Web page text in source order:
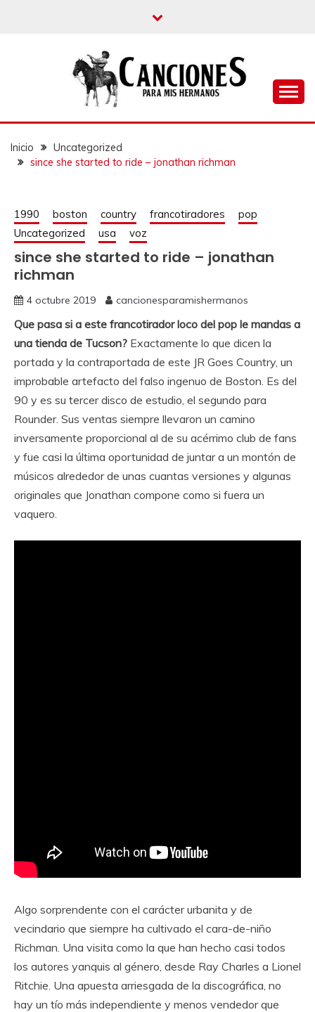
CANCIONES PARA
MIS HERMANOS
Inicio
Uncategorized
since she started to ride – jonathan richman
1990 boston country francotiradores
pop
Uncategorized
usa voz
since she started to ride – jonathan
richman
4 octubre 2019 cancionesparamishermanos
Que pasa si a este francotirador loco del pop le mandas a
una tienda de Tucson? Exactamente lo que dicen la
portada y la contraportada de este JR Goes Country, un
improbable artefacto del falso ingenuo de Boston. Es del
90 y es su tercer disco de estudio, el segundo para
Rounder. Sus ventas siempre llevaron un camino
inversamente proporcional al de su acérrimo club de fans
y fue casi la última oportunidad de juntar a un montón de
músicos alrededor de unas cuantas versiones y algunas
originales que Jonathan compone como si fuera un
vaquero.
Algo sorprendente con el carácter urbanita y de
vecindario que siempre ha cultivado el cara-de-niño
Richman. Una visita como la que han hecho casi todos
los autores yanquis al género, desde Ray Charles a Lionel
Ritchie. Una apuesta arriesgada de la discográfica, no
hay un tío más independiente y menos vendedor que